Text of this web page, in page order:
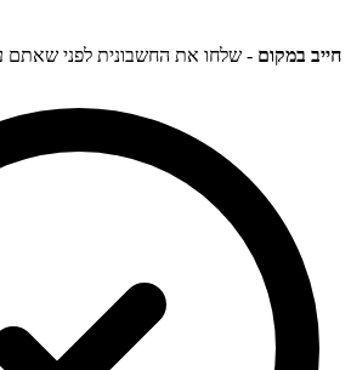
חייב במקום - שלחו את החשבונית לפני שאתם